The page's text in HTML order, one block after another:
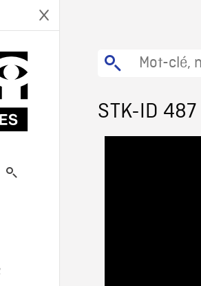
STK-ID 487